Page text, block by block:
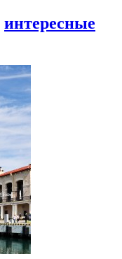
интересные